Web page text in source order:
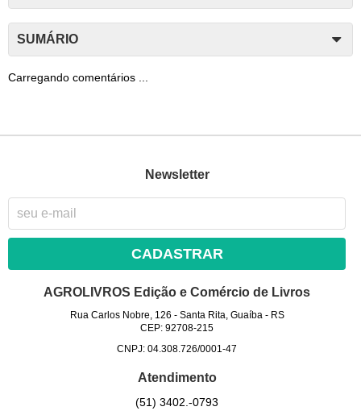
SUMÁRIO
Carregando comentários ...
Newsletter
CADASTRAR
AGROLIVROS Edição e Comércio de Livros
Rua Carlos Nobre, 126 - Santa Rita, Guaíba- RS
CEP: 92708-215
CNPJ: 04.308.726/0001-47
Atendimento
(51) 3402.-0793